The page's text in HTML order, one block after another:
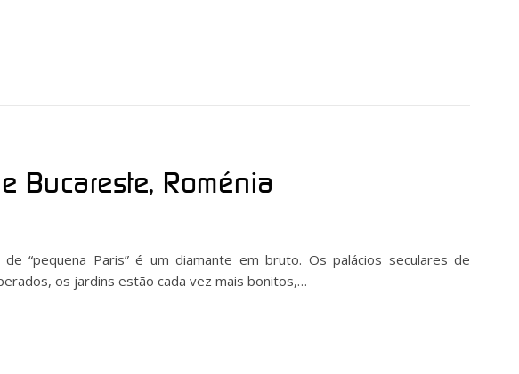
Bucareste, Roménia
“pequena Paris” é um diamante em bruto. Os palácios seculares de
os jardins estão cada vez mais bonitos,…